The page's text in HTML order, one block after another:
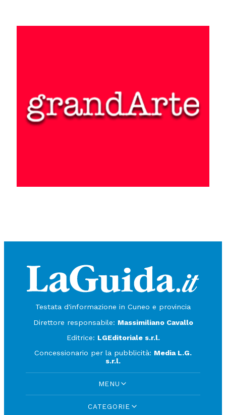
Testata d'informazione in Cuneo e provincia
Direttore responsabile: Massimiliano Cavallo
Editrice: LGEditoriale s.r.l.
Concessionario per la pubblicità: Media L.G.
s.r.l.
MENU
CATEGORIE